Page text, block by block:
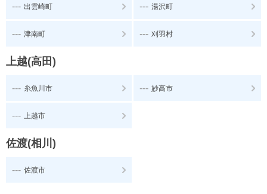
--- 出雲崎町 --- 湯沢町
--- 津南町 --- 刈羽村
上越(高田)
--- 糸魚川市 --- 妙高市
--- 上越市
佐渡(相川)
--- 佐渡市